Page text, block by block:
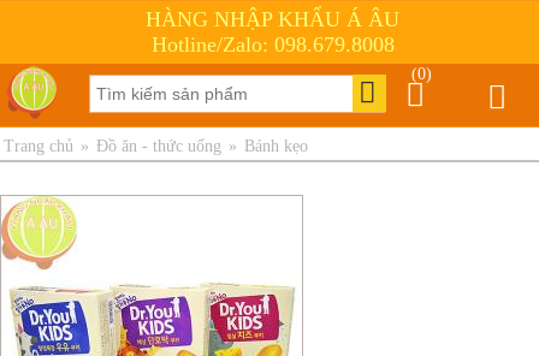
HÀNG NHẬP KHẨU Á ÂU
Hotline/Zalo: 098.679.8008
(0)
Trang chủ » Đồ ăn - thức uống » Bánh kẹo